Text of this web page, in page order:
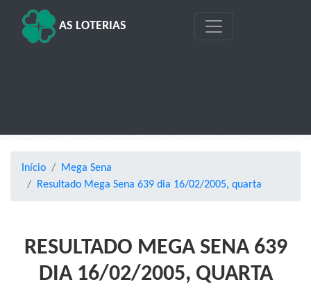
AS LOTERIAS
Início
Mega Sena
Resultado Mega Sena 639 dia 16/02/2005, quarta
RESULTADO MEGA SENA 639
DIA 16/02/2005, QUARTA